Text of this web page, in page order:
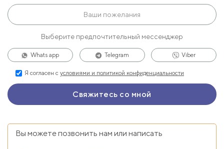
Выберите предпочтительный мессенджер
Whats app Telegram Viber
Я согласен с условиями и политикой конфиденциальности
Вы можете позвонить нам или написать